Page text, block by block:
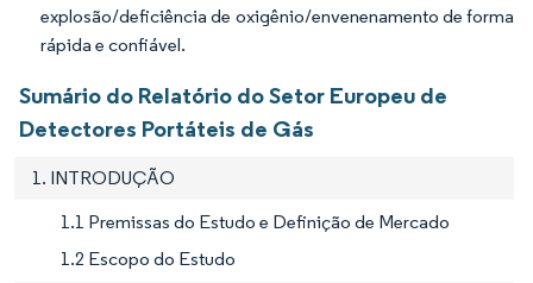
explosão/deficiência de oxigênio/envenenamento de forma
rápida e confiável.
Sumário do Relatório do Setor Europeu de
Detectores Portáteis de Gás
1. INTRODUÇÃO
1.1 Premissas do Estudo e Definição de Mercado
1.2 Escopo do Estudo